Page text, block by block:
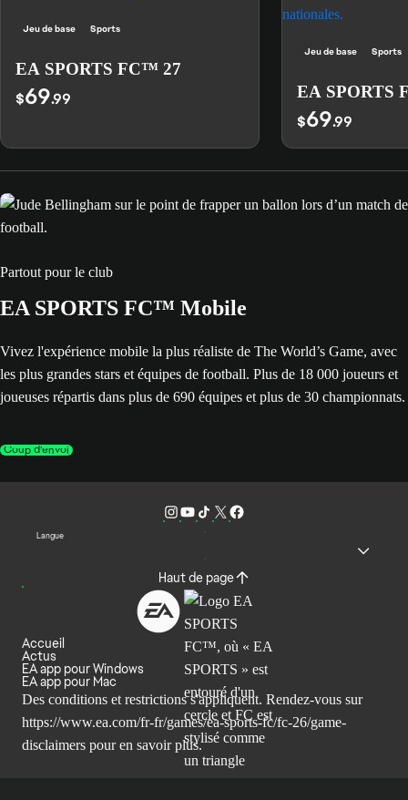
Jeu de base Sports
EA SPORTS FC™ 27
$69.99
Jeu de base Sports
EA SPORTS
$69.99
Partout pour le club
EA SPORTS FC™ Mobile
Vivez l'expérience mobile la plus réaliste de The World’s Game, avec
les plus grandes stars et équipes de football. Plus de 18 000 joueurs et
joueuses répartis dans plus de 690 équipes et plus de 30 championnats.
Coup d’envoi
Langue
Haut de page
Accueil
Actus
EA app pour Windows
EA app pour Mac
Des conditions et restrictions s'appliquent. Rendez-vous sur
https://www.ea.com/fr-fr/games/ea-sports-fc/fc-26/game-
disclaimers pour en savoir plus.